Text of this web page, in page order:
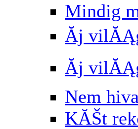
Mindig
Ăj
Ăj
Nem
KĂŠt